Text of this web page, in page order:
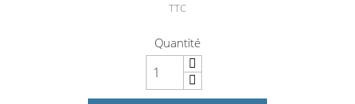
TTC
Quantité